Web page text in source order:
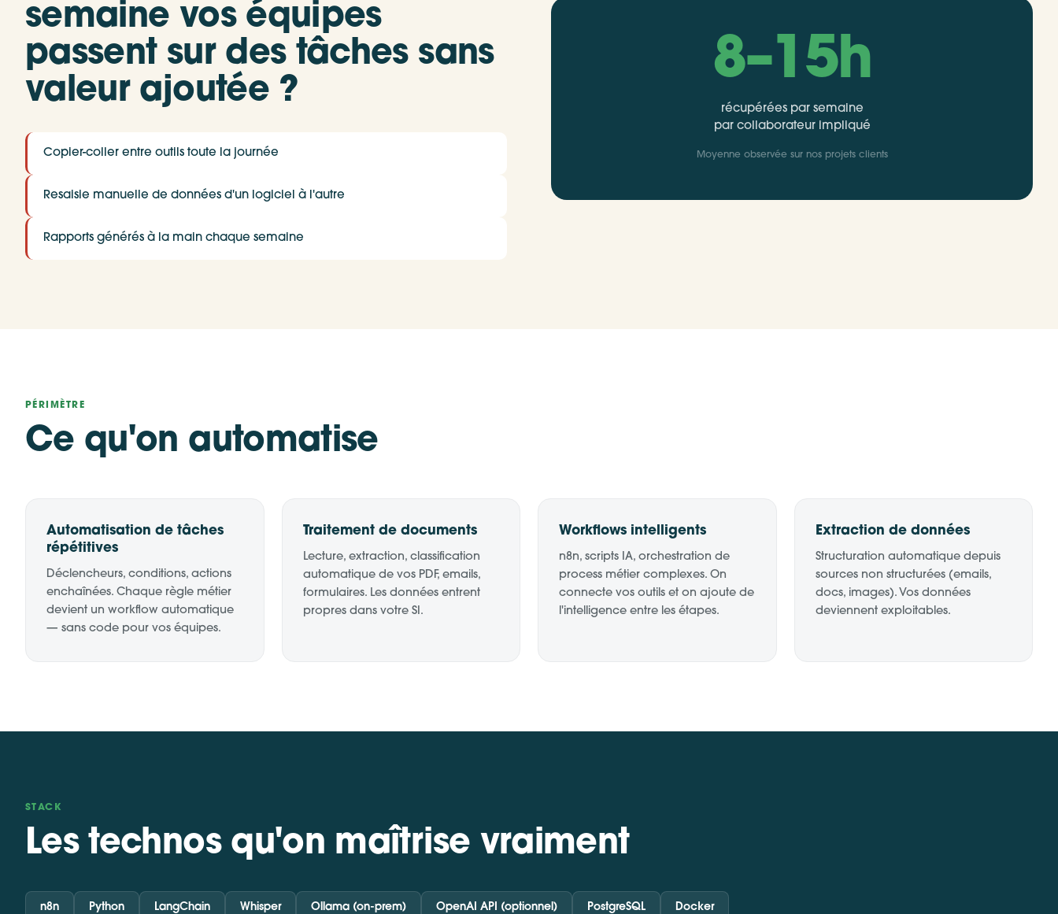
semaine vos équipes
passent sur des tâches sans
valeur ajoutée ?
Copier-coller entre outils toute la journée
Resaisie manuelle de données d'un logiciel à l'autre
Rapports générés à la main chaque semaine
8–15h
récupérées par semaine
par collaborateur impliqué
Moyenne observée sur nos projets clients
PÉRIMÈTRE
Ce qu'on automatise
Automatisation de tâches
répétitives
Déclencheurs, conditions, actions
enchaînées. Chaque règle métier
devient un workflow automatique
— sans code pour vos équipes.
Traitement de documents
Lecture, extraction, classification
automatique de vos PDF, emails,
formulaires. Les données entrent
propres dans votre SI.
Workflows intelligents
n8n, scripts IA, orchestration de
process métier complexes. On
connecte vos outils et on ajoute de
l'intelligence entre les étapes.
Extraction de données
Structuration automatique depuis
sources non structurées (emails,
docs, images). Vos données
deviennent exploitables.
STACK
Les technos qu'on maîtrise vraiment
n8n Python LangChain Whisper Ollama (on-prem) OpenAI API (optionnel) PostgreSQL Docker